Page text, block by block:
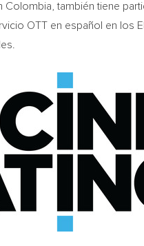
Colombia , también tiene
OTT en español en los